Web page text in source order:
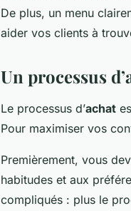
De plus, un menu
aider vos clients à
Un processus
Le processus d’achat
Pour maximiser vos
Premièrement, vous
habitudes et aux
compliqués : plus le